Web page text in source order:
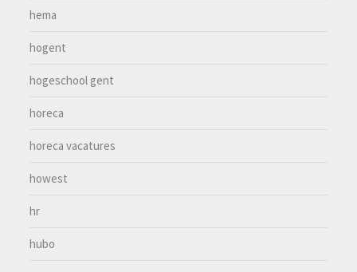
hema
hogent
hogeschool gent
horeca
horeca vacatures
howest
hr
hubo